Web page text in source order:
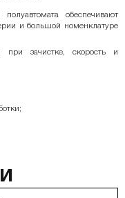
обеспечивают
и большой номенклатуре
при зачистке, скорость и